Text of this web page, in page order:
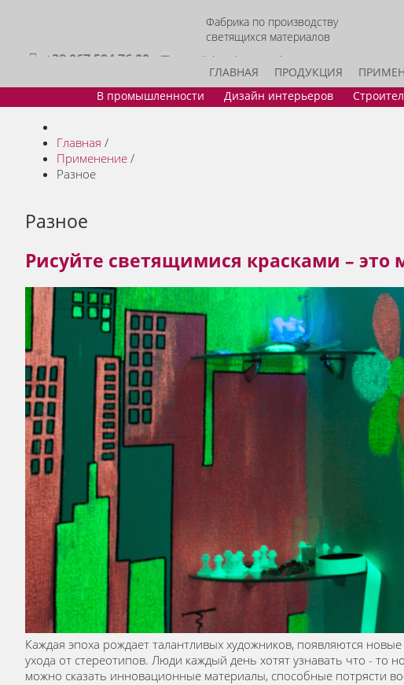
Фабрика по производству
светящихся материалов
+38 067 594 76 00 acmelight.sales@gmail.com
ГЛАВНАЯ ПРОДУКЦИЯ
В промышленности
Дизайн интерьеров
Главная /
Применение /
Разное
Разное
Рисуйте светящимися красками – это
Каждая эпоха рождает талантливых художников, появляются
ухода от стереотипов. Люди каждый день хотят узнавать что -
можно сказать инновационные материалы, способные потрясти